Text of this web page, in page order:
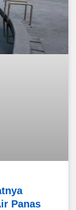
Panas